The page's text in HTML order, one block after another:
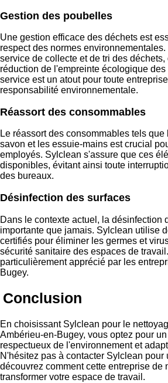
Gestion des poubelles
Une gestion efficace des déchets est
respect des normes
service de collecte et de tri des
réduction de l'empreinte écologique
service est un atout pour toute
responsabilité environnementale.
Réassort des consommables
Le réassort des consommables tels
savon et les essuie-mains est crucial
employés. Sylclean s'assure que ces
disponibles, évitant ainsi toute
des bureaux.
Désinfection des surfaces
Dans le contexte actuel, la désinfection
importante que jamais. Sylclean utilise
certifiés pour éliminer les germes et
sécurité sanitaire des espaces de
particulièrement apprécié par les
Bugey.
Conclusion
En choisissant Sylclean pour le
Ambérieu-en-Bugey, vous optez pour
respectueux de l'environnement et
N'hésitez pas à contacter Sylclean pour
découvrez comment cette entreprise de
transformer votre espace de travail.